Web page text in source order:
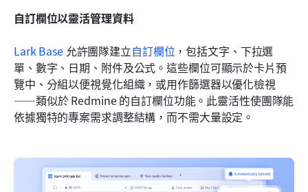
自訂欄位以靈活管理資料
Lark Base 允許團隊建立自訂欄位 ，包括文字、下拉選
單、數字、日期、附件及公式。這些欄位可顯示於卡片預
覽中、分組以便視覺化組織，或用作篩選器以優化檢視
——類似於 Redmine 的自訂欄位功能。此靈活性使團隊能
依據獨特的專案需求調整結構，而不需大量設定。